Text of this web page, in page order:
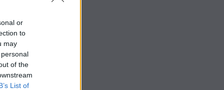
or
to
may
of the
List of